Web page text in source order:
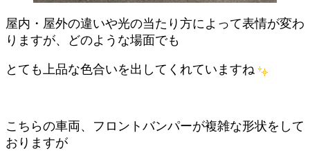
屋内・屋外の違いや光の当たり方によって表情が変わ
りますが、どのような場面でも
とても上品な色合いを出してくれていますね
こちらの車両、フロントバンパーが複雑な形状をして
おりますが